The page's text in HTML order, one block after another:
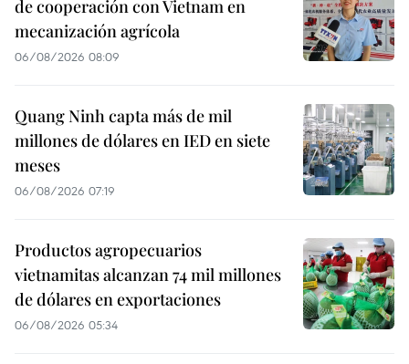
de cooperación con Vietnam en
mecanización agrícola
06/08/2026 08:09
Quang Ninh capta más de mil
millones de dólares en IED en siete
meses
06/08/2026 07:19
Productos agropecuarios
vietnamitas alcanzan 74 mil millones
de dólares en exportaciones
06/08/2026 05:34